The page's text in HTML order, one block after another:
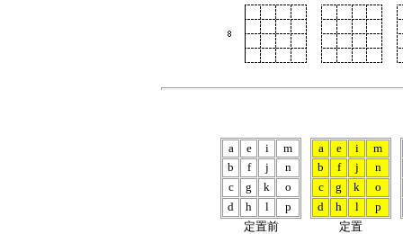
a e i
m
b
f j
n
c
g k
o
d
h l p
a e i
m
b
f j
n
c
g k
o
d
h l
p
定置前
定置